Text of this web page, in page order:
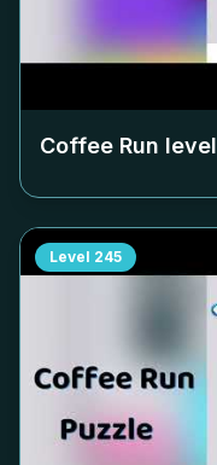
Coffee Run level
Level 245